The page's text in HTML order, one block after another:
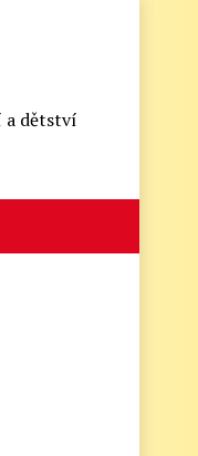
a dětství